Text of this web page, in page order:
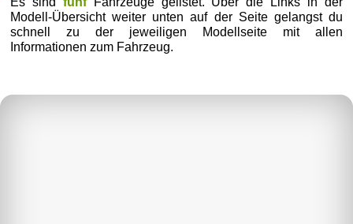
Modell-Übersicht weiter unten auf der Seite gelangst du
schnell zu der jeweiligen Modellseite mit allen
Informationen zum Fahrzeug.